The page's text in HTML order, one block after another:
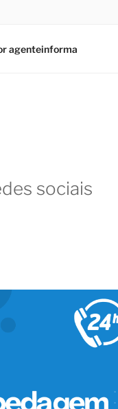
agenteinforma
sociais